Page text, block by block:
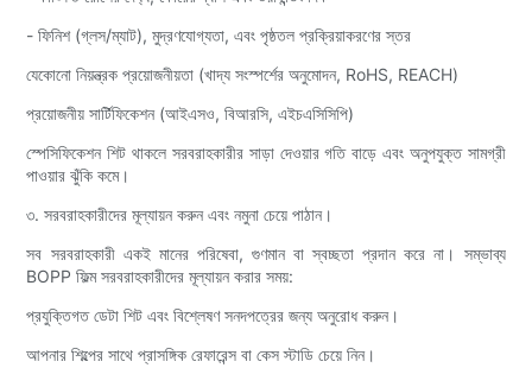
- ফিনিশ (গ্লস/ম্যাট), মুদ্রণযোগ্যতা, এবং পৃষ্ঠতল প্রক্রিয়াকরণের স্তর
যেকোনো নিয়ন্ত্রক প্রয়োজনীয়তা (খাদ্য সংস্পর্শের অনুমোদন, RoHS, REACH)
প্রয়োজনীয় সার্টিফিকেশন (আইএসও, বিআরসি, এইচএসিসিপি)
স্পেসিফিকেশন শিট থাকলে সরবরাহকারীর সাড়া দেওয়ার গতি বাড়ে এবং অনুপযুক্ত সামগ্রী
পাওয়ার ঝুঁকি কমে।
৩. সরবরাহকারীদের মূল্যায়ন করুন এবং নমুনা চেয়ে পাঠান।
সব সরবরাহকারী একই মানের পরিষেবা, গুণমান বা স্বচ্ছতা প্রদান করে না। সম্ভাব্য
BOPP ফিল্ম সরবরাহকারীদের মূল্যায়ন করার সময়:
প্রযুক্তিগত ডেটা শিট এবং বিশ্লেষণ সনদপত্রের জন্য অনুরোধ করুন।
আপনার শিল্পের সাথে প্রাসঙ্গিক রেফারেন্স বা কেস স্টাডি চেয়ে নিন।